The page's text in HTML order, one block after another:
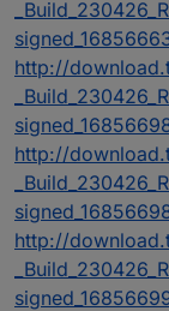
http://
http://
http://